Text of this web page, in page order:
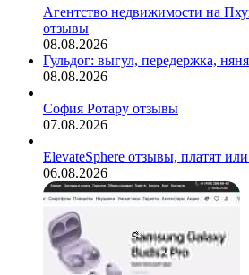
Агентство недвижимости на
отзывы
08.08.2026
Гульдог: выгул, передержка,
08.08.2026
София Ротару отзывы
07.08.2026
ElevateSphere отзывы, платят
06.08.2026